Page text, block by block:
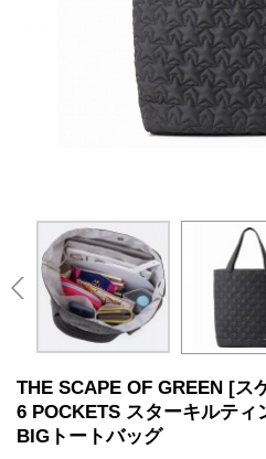
THE SCAPE OF GREEN [ス
6 POCKETS スターキルティ
BIGトートバッグ